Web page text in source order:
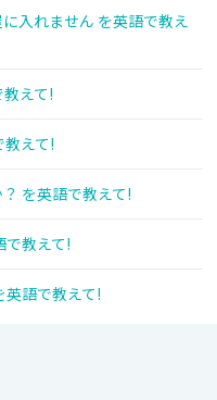
入れません を英語で教え
えて!
えて!
を英語で教えて!
で教えて!
英語で教えて!